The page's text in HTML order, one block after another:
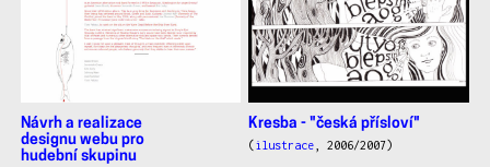
Návrh a realizace
designu webu pro
hudební skupinu
Kresba - "česká přísloví"
(ilustrace , 2006/2007)